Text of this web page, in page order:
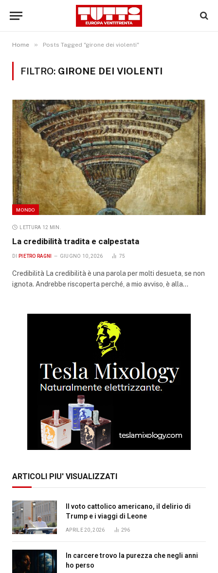
Home » Posts Tagged "girone dei violenti"
FILTRO: GIRONE DEI VIOLENTI
MONDO
LETTURA 12 MIN.
La credibilità tradita e calpestata
DI PIETRO RAGNI GIUGNO 10, 2026 75
Credibilità La credibilità è una parola per molti desueta, se non
ignota. Andrebbe riscoperta perché, a mio avviso, è alla…
ARTICOLI PIU' VISUALIZZATI
Il voto cattolico americano, il delirio di
Trump e i viaggi di Leone
APRILE 20, 2026 296
In carcere trovo la purezza che negli anni
ho perso